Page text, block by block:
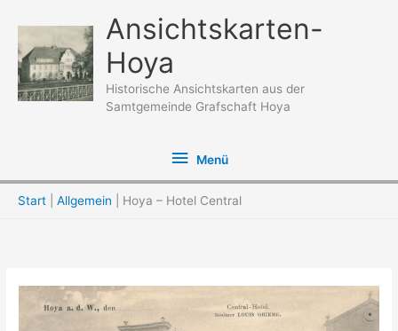
springen
Ansichtskarten-
Hoya
Historische Ansichtskarten aus der
Samtgemeinde Grafschaft Hoya
Menü
Menü
Start Allgemein Hoya – Hotel Central